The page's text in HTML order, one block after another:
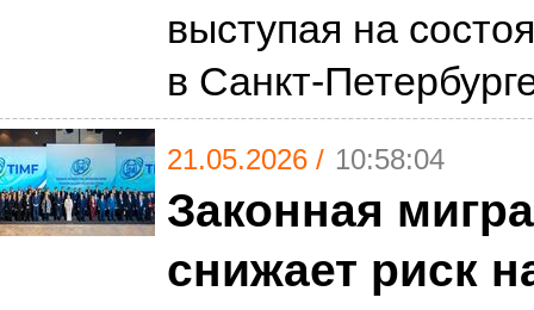
выступая на
в Санкт-
21.05.2026 / 10:58:04
Законная
снижает риск